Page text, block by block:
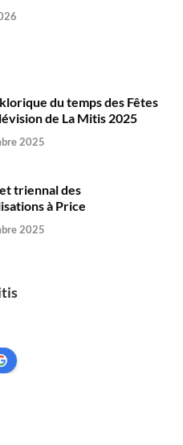
du temps des Fêtes
de La Mitis 2025
2025
triennal des
à Price
2025